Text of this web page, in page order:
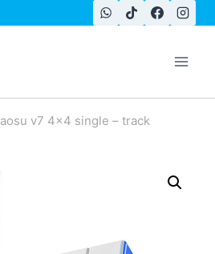
aosu v7 4×4 single – track